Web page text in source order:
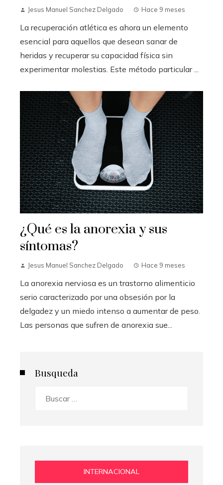
Jesus Manuel Sanchez Delgado Hace 9 meses
La recuperación atlética es ahora un elemento
esencial para aquellos que desean sanar de
heridas y recuperar su capacidad física sin
experimentar molestias. Este método particular ...
¿Qué es la anorexia y sus
síntomas?
Jesus Manuel Sanchez Delgado Hace 9 meses
La anorexia nerviosa es un trastorno alimenticio
serio caracterizado por una obsesión por la
delgadez y un miedo intenso a aumentar de peso.
Las personas que sufren de anorexia sue...
Busqueda
INTERNACIONAL